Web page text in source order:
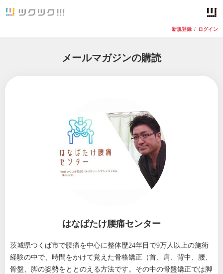
新規登録 / ログイン
メールマガジンの購読
はなばたけ腰痛センター
茨城県つくば市で腰痛を中心に整体歴24年目で9万人以上の施術
経験の中で、時間をかけて覚えた骨格矯正（首、肩、背中、腰、
骨盤、脚の姿勢をととのえる方法です。その中の骨盤矯正では脚